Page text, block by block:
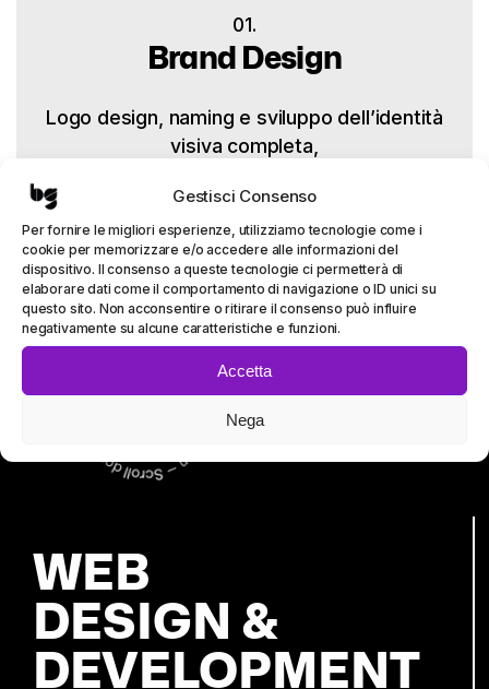
Gestisci Consenso
Per fornire le migliori esperienze, utilizziamo tecnologie come i
cookie per memorizzare e/o accedere alle informazioni del
dispositivo. Il consenso a queste tecnologie ci permetterà di
elaborare dati come il comportamento di navigazione o ID unici su
questo sito. Non acconsentire o ritirare il consenso può influire
negativamente su alcune caratteristiche e funzioni.
Accetta
Nega
01.
Brand Design
Logo design, naming e sviluppo dell’identità
visiva completa,
01 04
WEB
DESIGN &
DEVELOPMENT